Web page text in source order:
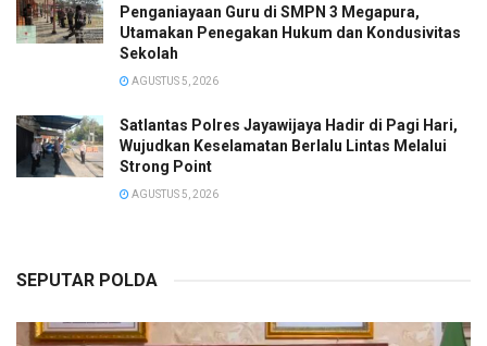
Penganiayaan Guru di SMPN 3 Megapura,
Utamakan Penegakan Hukum dan Kondusivitas
Sekolah
AGUSTUS 5, 2026
Satlantas Polres Jayawijaya Hadir di Pagi Hari,
Wujudkan Keselamatan Berlalu Lintas Melalui
Strong Point
AGUSTUS 5, 2026
SEPUTAR POLDA